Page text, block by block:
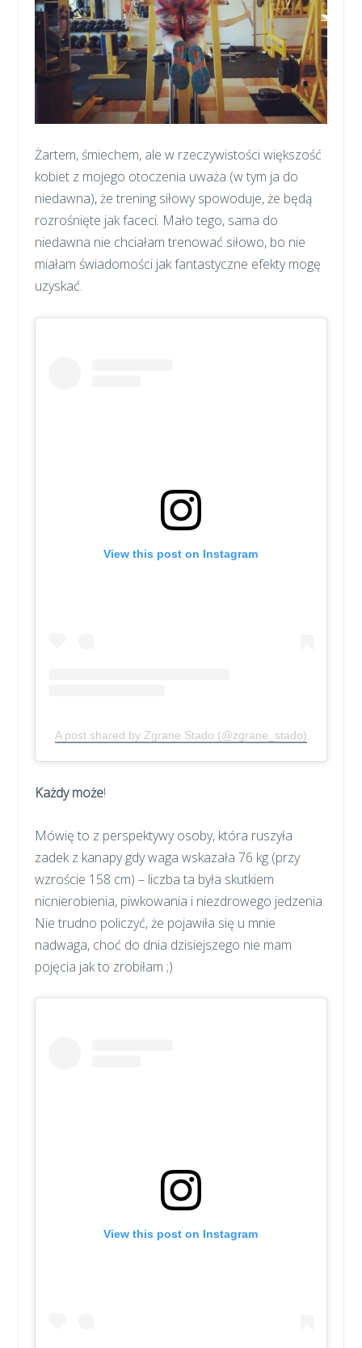
Żartem, śmiechem, ale w rzeczywistości większość
kobiet z mojego otoczenia uważa (w tym ja do
niedawna), że trening siłowy spowoduje, że będą
rozrośnięte jak faceci. Mało tego, sama do
niedawna nie chciałam trenować siłowo, bo nie
miałam świadomości jak fantastyczne efekty mogę
uzyskać.
View this post on Instagram
A post shared by Zgrane Stado (@zgrane_stado)
Każdy może!
Mówię to z perspektywy osoby, która ruszyła
zadek z kanapy gdy waga wskazała 76 kg (przy
wzroście 158 cm) – liczba ta była skutkiem
nicnierobienia, piwkowania i niezdrowego jedzenia.
Nie trudno policzyć, że pojawiła się u mnie
nadwaga, choć do dnia dzisiejszego nie mam
pojęcia jak to zrobiłam ;)
View this post on Instagram